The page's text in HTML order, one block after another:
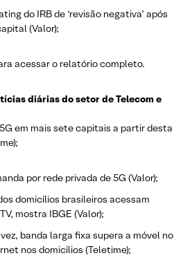
do IRB de ‘revisão negativa’ após
(Valor);
acessar o relatório completo.
diárias do setor de Telecom e
em mais sete capitais a partir desta
por rede privada de 5G (Valor);
domicílios brasileiros acessam
mostra IBGE (Valor);
banda larga fixa supera a móvel no
nos domicílios (Teletime);